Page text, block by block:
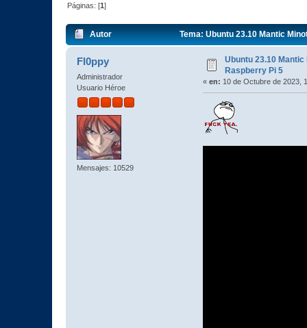
Páginas: [1]
Autor Tema: Ubuntu 23.10 Mantic
Fl0ppy
Administrador
Usuario Héroe
Mensajes: 10529
Ubuntu 23.10
Raspberry Pi 5
« en: 10 de Octubre de 2023,